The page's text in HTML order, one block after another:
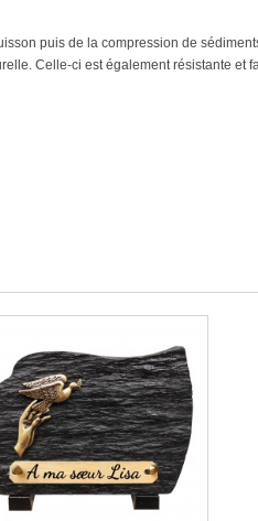
puis de la compression de
Celle-ci est également résistante et